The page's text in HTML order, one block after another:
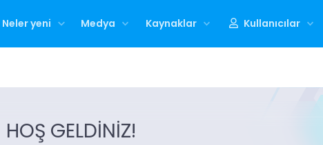
Neler yeni Medya Kaynaklar Kullanıcılar
HOŞ GELDİNİZ!